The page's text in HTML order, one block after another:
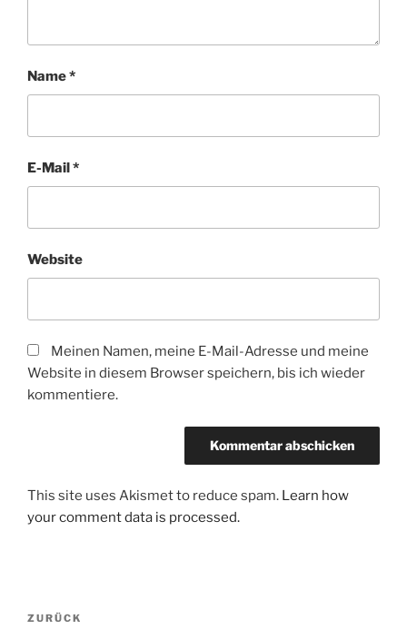
Name*
E-Mail *
Website
Meinen Namen, meine E-Mail-Adresse und meine
Website in diesem Browser speichern, bis ich wieder
kommentiere.
This site uses Akismet to reduce spam. Learn how
your comment data is processed.
Beitrags-
Vorheriger
ZURÜCK